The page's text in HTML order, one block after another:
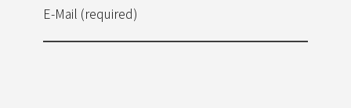
E-Mail (required)